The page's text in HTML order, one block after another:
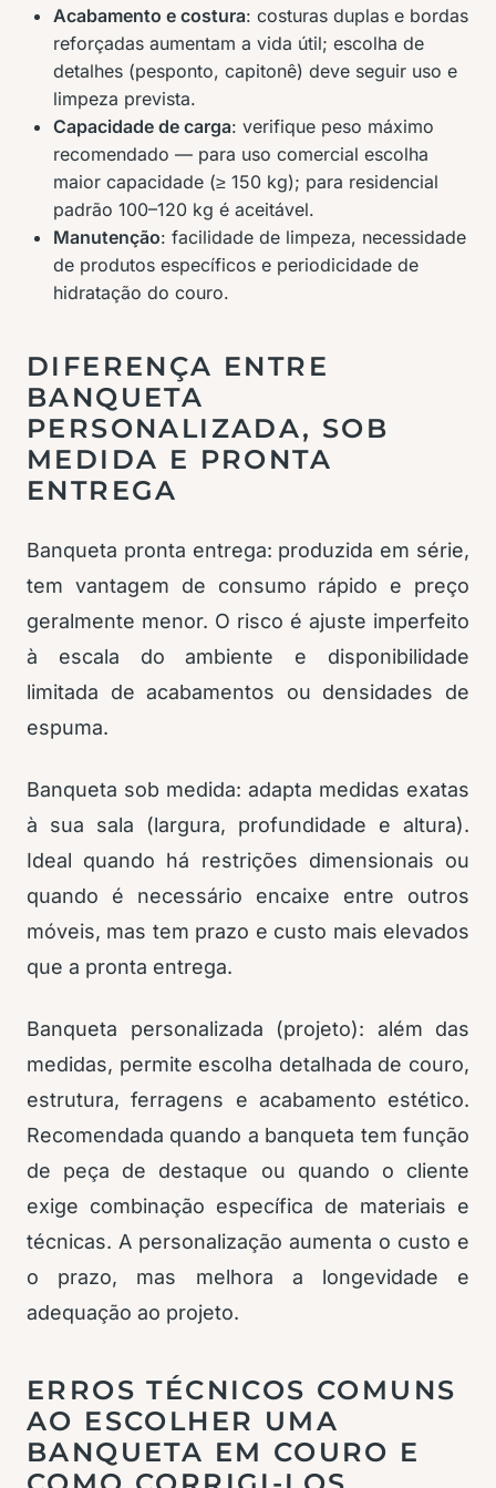
Acabamento e costura: costuras duplas e bordas
reforçadas aumentam a vida útil; escolha de
detalhes (pesponto, capitonê) deve seguir uso e
limpeza prevista.
Capacidade de carga: verifique peso máximo
recomendado — para uso comercial escolha
maior capacidade (≥ 150 kg); para residencial
padrão 100–120 kg é aceitável.
Manutenção: facilidade de limpeza, necessidade
de produtos específicos e periodicidade de
hidratação do couro.
DIFERENÇA ENTRE
BANQUETA
PERSONALIZADA, SOB
MEDIDA E PRONTA
ENTREGA
Banqueta pronta entrega: produzida em série,
tem vantagem de consumo rápido e preço
geralmente menor. O risco é ajuste imperfeito
à escala do ambiente e disponibilidade
limitada de acabamentos ou densidades de
espuma.
Banqueta sob medida: adapta medidas exatas
à sua sala (largura, profundidade e altura).
Ideal quando há restrições dimensionais ou
quando é necessário encaixe entre outros
móveis, mas tem prazo e custo mais elevados
que a pronta entrega.
Banqueta personalizada (projeto): além das
medidas, permite escolha detalhada de couro,
estrutura, ferragens e acabamento estético.
Recomendada quando a banqueta tem função
de peça de destaque ou quando o cliente
exige combinação específica de materiais e
técnicas. A personalização aumenta o custo e
o prazo, mas melhora a longevidade e
adequação ao projeto.
ERROS TÉCNICOS COMUNS
AO ESCOLHER UMA
BANQUETA EM COURO E